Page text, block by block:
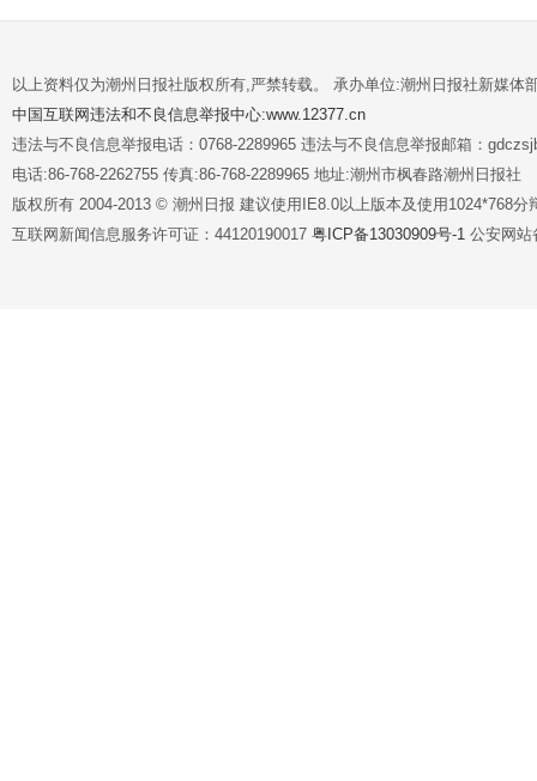
以上资料仅为潮州日报社版权所有,严禁转载。 承办单位:潮州日报社新媒体
中国互联网违法和不良信息举报中心:www.12377.cn
违法与不良信息举报电话：0768-2289965 违法与不良信息举报邮箱：
电话:86-768-2262755 传真:86-768-2289965 地址:潮州市枫春路潮州日报社
版权所有 2004-2013 © 潮州日报 建议使用IE8.0以上版本及使用1024*768分
互联网新闻信息服务许可证：44120190017 粤ICP备13030909号-1 公安网站